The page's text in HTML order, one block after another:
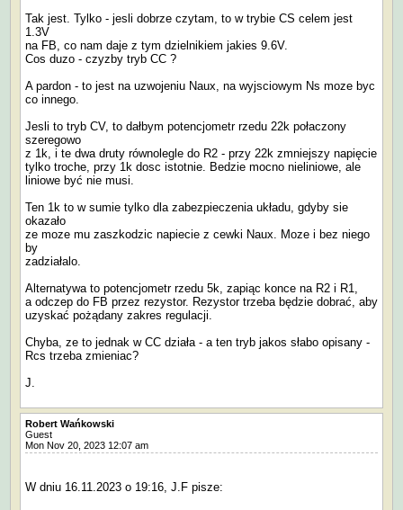
Tak jest. Tylko - jesli dobrze czytam, to w trybie CS celem jest
1.3V
na FB, co nam daje z tym dzielnikiem jakies 9.6V.
Cos duzo - czyzby tryb CC ?
A pardon - to jest na uzwojeniu Naux, na wyjsciowym Ns moze byc
co innego.
Jesli to tryb CV, to dałbym potencjometr rzedu 22k połaczony
szeregowo
z 1k, i te dwa druty równolegle do R2 - przy 22k zmniejszy napięcie
tylko troche, przy 1k dosc istotnie. Bedzie mocno nieliniowe, ale
liniowe być nie musi.
Ten 1k to w sumie tylko dla zabezpieczenia układu, gdyby sie
okazało
ze moze mu zaszkodzic napiecie z cewki Naux. Moze i bez niego
by
zadziałalo.
Alternatywa to potencjometr rzedu 5k, zapiąc konce na R2 i R1,
a odczep do FB przez rezystor. Rezystor trzeba będzie dobrać, aby
uzyskać pożądany zakres regulacji.
Chyba, ze to jednak w CC działa - a ten tryb jakos słabo opisany -
Rcs trzeba zmieniac?
J.
Robert Wańkowski
Guest
Mon Nov 20, 2023 12:07 am
W dniu 16.11.2023 o 19:16, J.F pisze: